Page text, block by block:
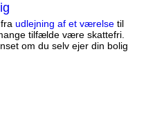
udlejning af et værelsetil
tilfælde være skattefri.
om du selv ejer din bolig